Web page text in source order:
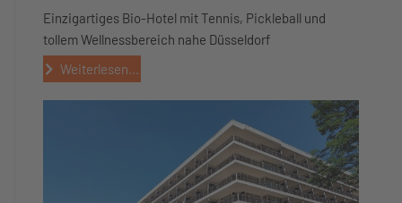
Einzigartiges Bio-Hotel mit Tennis, Pickleball und
tollem Wellnessbereich nahe Düsseldorf
Weiterlesen...